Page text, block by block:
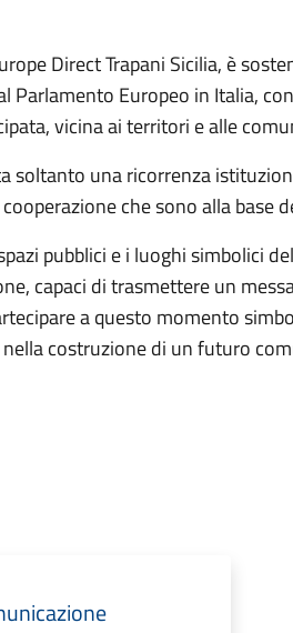
Direct Trapani Sicilia, è
Parlamento Europeo in Italia,
vicina ai territori e alle
soltanto una ricorrenza
che sono alla base
spazi pubblici e i luoghi simbolici
capaci di trasmettere un
a questo momento
costruzione di un futuro